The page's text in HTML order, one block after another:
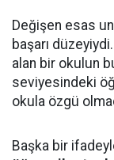
Değişen esas
başarı
alan bir okulun
seviyesindeki
okula özgü
Başka bir